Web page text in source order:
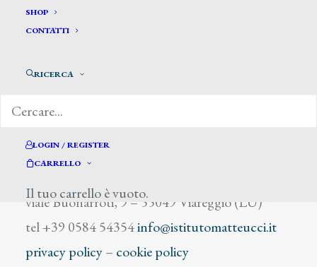
SHOP
CONTATTI
RICERCA
LOGIN / REGISTER
CARRELLO
Il tuo carrello è vuoto.
viale Buonarroti, 9 – 55049 Viareggio (LU)
tel +39 0584 54354info@istitutomatteucci.it
privacy policy– cookie policy